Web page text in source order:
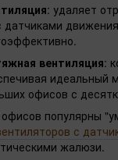
: удаляет
датчиками
вентиляция:
идеальный
офисов с
популярны
с
жалюзи.